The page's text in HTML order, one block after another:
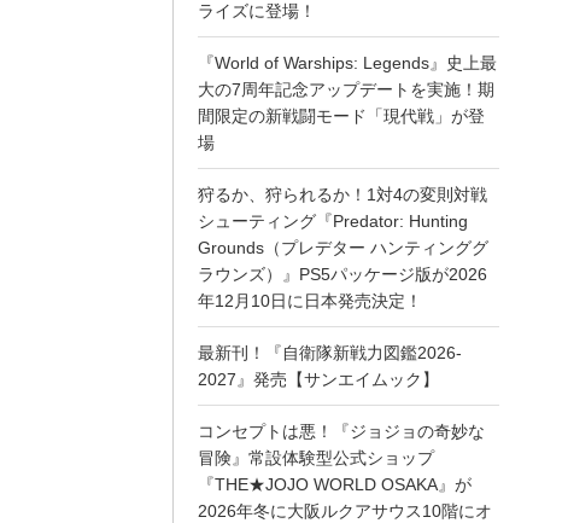
ライズに登場！
『World of Warships: Legends』史上最
大の7周年記念アップデートを実施！期
間限定の新戦闘モード「現代戦」が登
場
狩るか、狩られるか！1対4の変則対戦
シューティング『Predator: Hunting
Grounds（プレデター ハンティンググ
ラウンズ）』PS5パッケージ版が2026
年12月10日に日本発売決定！
最新刊！『自衛隊新戦力図鑑2026-
2027』発売【サンエイムック】
コンセプトは悪！『ジョジョの奇妙な
冒険』常設体験型公式ショップ
『THE★JOJO WORLD OSAKA』が
2026年冬に大阪ルクアサウス10階にオ